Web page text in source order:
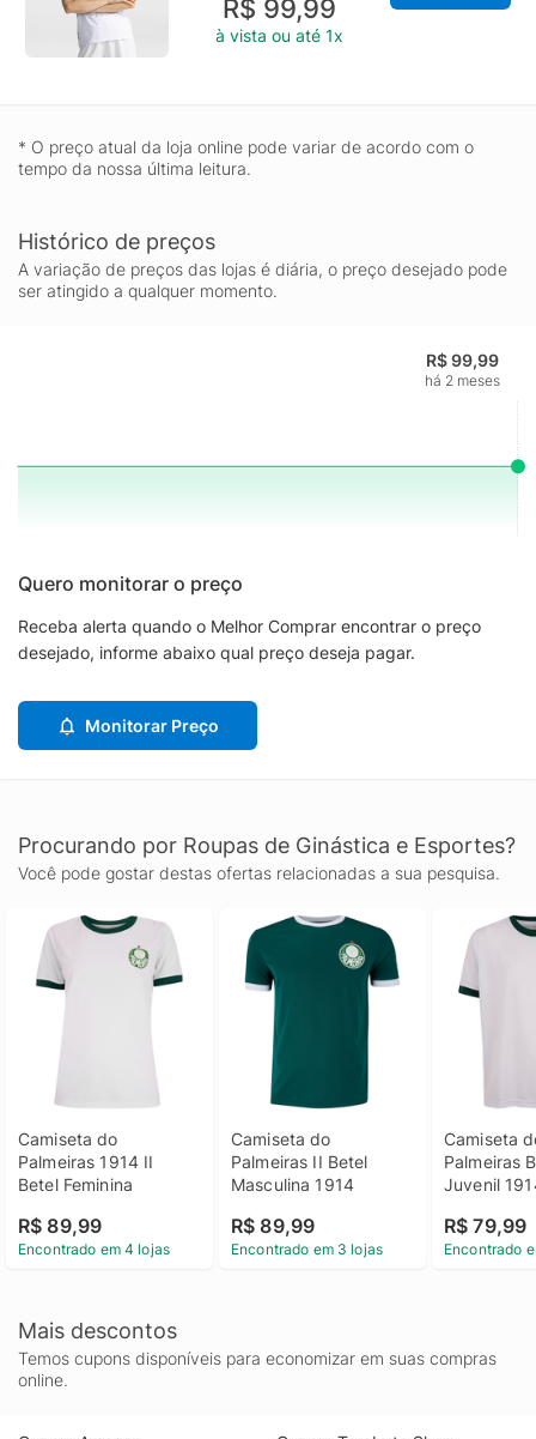
R$ 99,99
à vista ou até 1x
* O preço atual da loja online pode variar de acordo com o
tempo da nossa última leitura.
Histórico de preços
A variação de preços das lojas é diária, o preço desejado pode
ser atingido a qualquer momento.
R$ 99,99
há 2 meses
Quero monitorar o preço
Receba alerta quando o Melhor Comprar encontrar o preço
desejado, informe abaixo qual preço deseja pagar.
Monitorar Preço
Procurando por Roupas de Ginástica e Esportes?
Você pode gostar destas ofertas relacionadas a sua pesquisa.
Camiseta do
Palmeiras 1914 II
Betel Feminina
R$ 89,99
Encontrado em 4 lojas
Camiseta do
Palmeiras II Betel
Masculina 1914
R$ 89,99
Encontrado em 3 lojas
Camiseta
Palmeiras
Juvenil
R$ 79,99
Encontrado
Mais descontos
Temos cupons disponíveis para economizar em suas compras
online.